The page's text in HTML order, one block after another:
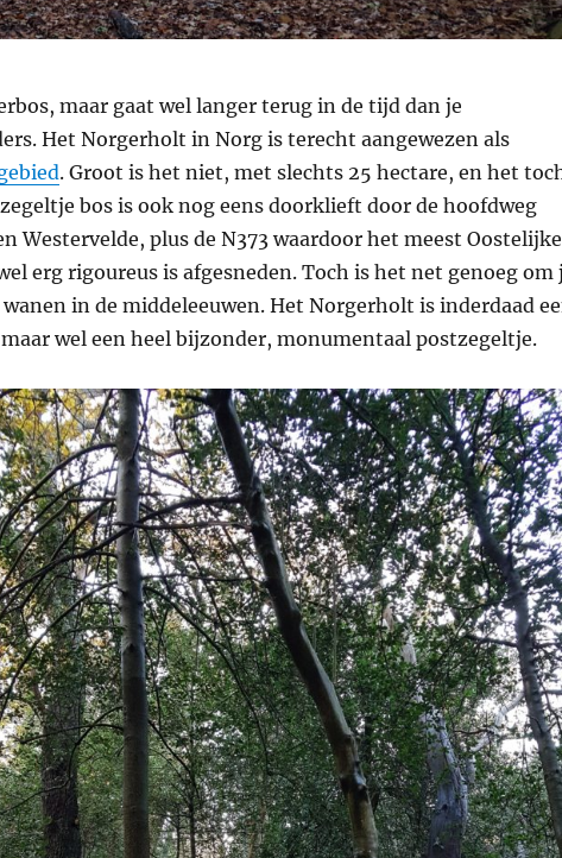
maar gaat wel langer terug in de tijd dan je
Het Norgerholt in Norg is terecht aangewezen als
. Groot is het niet, met slechts 25 hectare, en het
bos is ook nog eens doorklieft door de hoofdweg
Westervelde, plus de N373 waardoor het meest Oostelijke
erg rigoureus is afgesneden. Toch is het net genoeg om
in de middeleeuwen. Het Norgerholt is inderdaad
wel een heel bijzonder, monumentaal postzegeltje.